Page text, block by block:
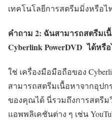
เทคโนโลยีการสตรีมมิ่งหรือไ
คำถาม 2: ฉันสามารถสตรีม
Cyberlink PowerDVD ได้หรื
ใช่ เครื่องมือมือถือของ
สามารถสตรีมเนื้อหาจากอุป
ของคุณได้ นี่รวมถึงการสตรีม
แอพพลิเคชันต่าง ๆ เช่น